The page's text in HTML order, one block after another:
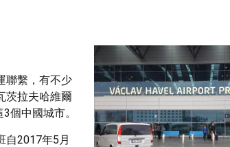
聯繫，有不少
茨拉夫哈維爾
個中國城市。
自2017年5月